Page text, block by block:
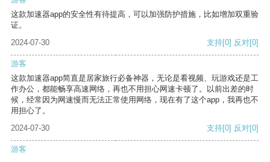
这款加速器app的安全性有待提高，可以加强防护措施，比如增加双重验
证。
2024-07-30
支持[0] 反对[0]
游客
这款加速器app简直是居家旅行必备神器，无论是看视频、玩游戏还是工
作办公，都能畅享高速网络，再也不用担心网速卡顿了。以前出差的时
候，经常因为网速慢而无法正常使用网络，现在有了这个app，我再也不
用担心了。
2024-07-30
支持[0] 反对[0]
游客